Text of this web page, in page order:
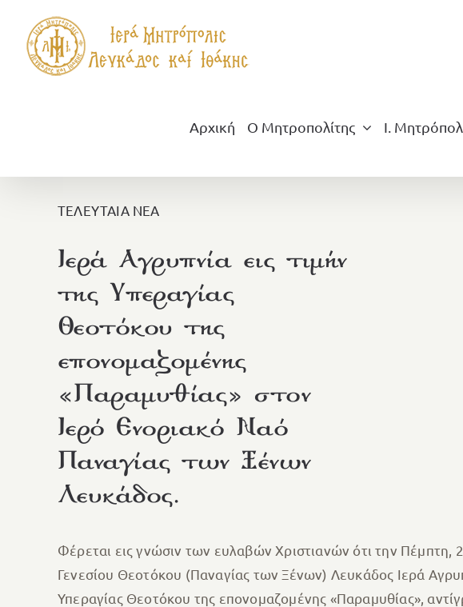
περιεχόμενο
Αρχική Ο Μητροπολίτης Ι.
ΤΕΛΕΥΤΑΙΑ ΝΕΑ
Ιερά Αγρυπνία εις τιμήν
της Υπεραγίας
Θεοτόκου της
επονομαζομένης
«Παραμυθίας» στον
Ιερό Ενοριακό Ναό
Παναγίας των Ξένων
Λευκάδος.
Φέρεται εις γνώσιν των ευλαβών Χριστιανών ότι την
Γενεσίου Θεοτόκου (Παναγίας των Ξένων) Λευκάδος Ιερά
Υπεραγίας Θεοτόκου της επονομαζομένης «Παραμυθίας»,